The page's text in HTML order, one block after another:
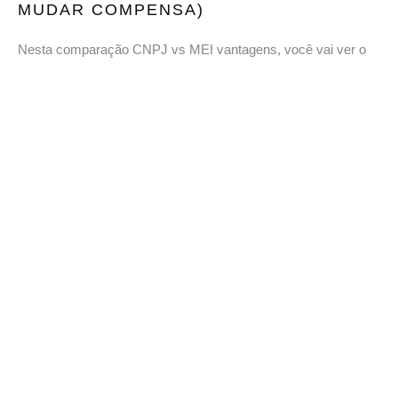
MUDAR COMPENSA)
Nesta comparação CNPJ vs MEI vantagens, você vai ver o